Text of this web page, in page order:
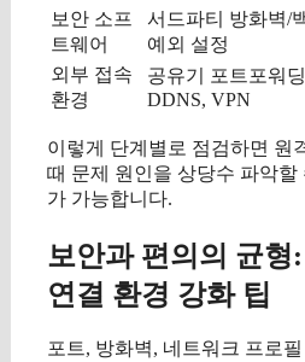
보안 소프
트웨어
서드파티 방화벽/
예외 설정
외부 접속
환경
공유기 포트포워
DDNS, VPN
이렇게 단계별로 점검하면 원
때 문제 원인을 상당수 파악할
가 가능합니다.
보안과 편의의 균형
연결 환경 강화 팁
포트, 방화벽, 네트워크 프로